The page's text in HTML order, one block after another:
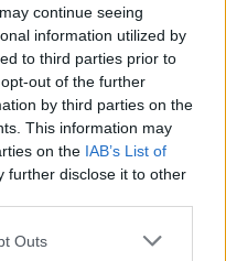
continue seeing
information utilized by
to third parties prior to
out of the further
by third parties on the
This information may
on the IAB’s List of
further disclose it to other
Outs
και τέλεια
χείλη και
χαρίζοντας
πρόσωπο.
εκτός από ήπιους
σε
δερματολόγο